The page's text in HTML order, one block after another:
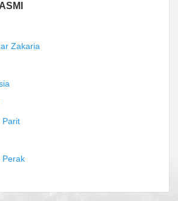
Zakaria
Parit
Perak